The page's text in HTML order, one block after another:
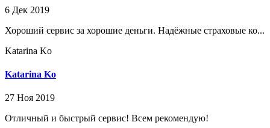
6 Дек 2019
Хороший сервис за хорошие деньги. Надёжные страховые ко...
Katarina Ko
Katarina Ko
27 Ноя 2019
Отличный и быстрый сервис! Всем рекомендую!